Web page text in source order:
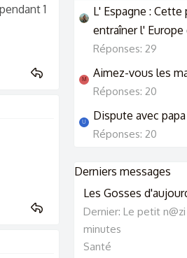
1
L' Espagne :
entraîner l' Europe
Réponses: 29
M Aimez-vous les
Réponses: 20
U Dispute avec papa
Réponses: 20
Derniers messages
Les Gosses
Dernier: Le petit
minutes
Santé